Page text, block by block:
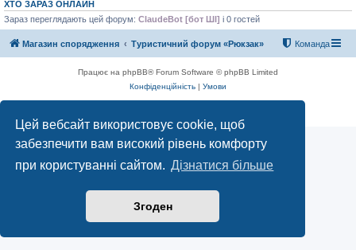
Цей вебсайт використовує cookie, щоб
забезпечити вам високий рівень комфорту
при користуванні сайтом. Дізнатися більше
Згоден
ХТО ЗАРАЗ ОНЛАЙН
Зараз переглядають цей форум: ClaudeBot [бот ШІ] і 0 гостей
Магазин спорядження Туристичний форум «Рюкзак» Команда
Працює на phpBB® Forum Software © phpBB Limited
Конфіденційність | Умови